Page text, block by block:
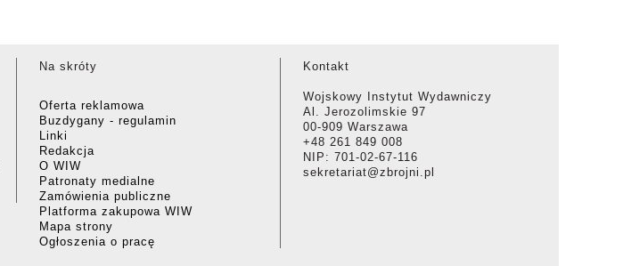
Na skróty
Oferta reklamowa
Buzdygany - regulamin
Linki
Redakcja
O WIW
Patronaty medialne
Zamówienia publiczne
Platforma zakupowa WIW
Mapa strony
Ogłoszenia o pracę
Kontakt
Wojskowy Instytut Wydawniczy
Al. Jerozolimskie 97
00-909 Warszawa
+48 261 849 008
NIP: 701-02-67-116
sekretariat@zbrojni.pl